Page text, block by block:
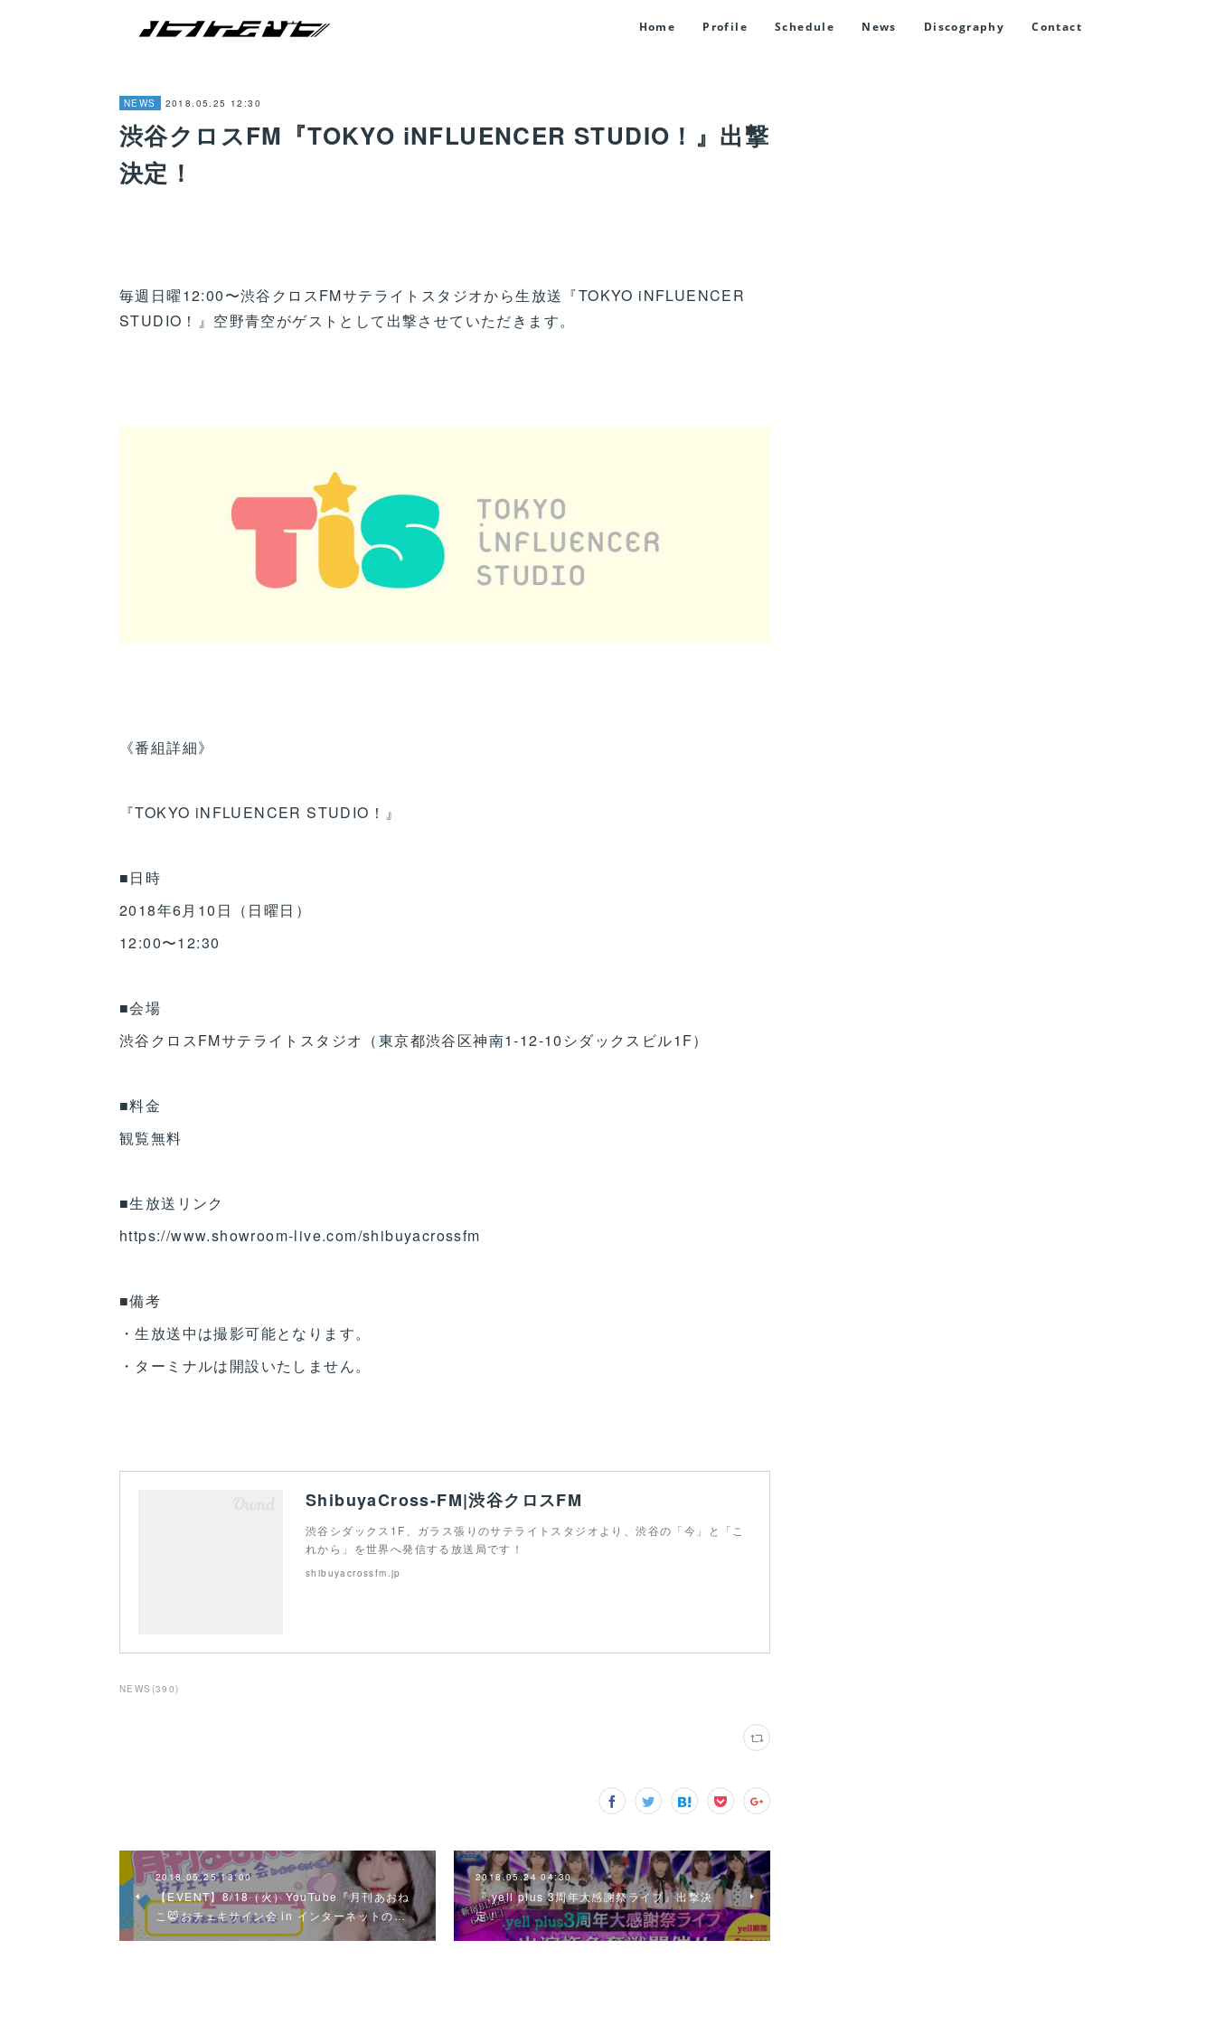
Home Profile Schedule News Discography Contact
NEWS 2018.05.25 12:30
渋谷クロスFM『TOKYO iNFLUENCER STUDIO！』出撃
決定！
毎週日曜12:00〜渋谷クロスFMサテライトスタジオから生放送『TOKYO iNFLUENCER
STUDIO！』空野青空がゲストとして出撃させていただきます。
《番組詳細》
『TOKYO iNFLUENCER STUDIO！』
■日時
2018年6月10日（日曜日）
12:00〜12:30
■会場
渋谷クロスFMサテライトスタジオ（東京都渋谷区神南1-12-10シダックスビル1F）
■料金
観覧無料
■生放送リンク
https://www.showroom-live.com/shibuyacrossfm
■備考
・生放送中は撮影可能となります。
・ターミナルは開設いたしません。
ShibuyaCross-FM|渋谷クロスFM
渋谷シダックス1F、ガラス張りのサテライトスタジオより、渋谷の「今」と「こ
れから」を世界へ発信する放送局です！
shibuyacrossfm.jp
NEWS (390)
2018.05.25 13:00
【EVENT】8/18（火）YouTube『月刊あおね
こ😸おチェキサイン会 in インターネットの…
2018.05.24 04:30
『.yell plus 3周年大感謝祭ライブ』出撃決
定！